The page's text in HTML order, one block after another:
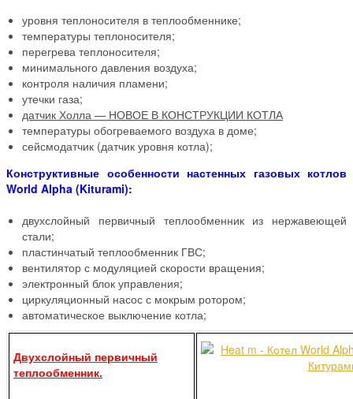
уровня теплоносителя в теплообменнике;
температуры теплоносителя;
перегрева теплоносителя;
минимального давления воздуха;
контроля наличия пламени;
утечки газа;
датчик Холла — НОВОЕ В КОНСТРУКЦИИ КОТЛА
температуры обогреваемого воздуха в доме;
сейсмодатчик (датчик уровня котла);
Конструктивные особенности настенных газовых котлов
World Alpha (Kiturami):
двухслойный первичный теплообменник из нержавеющей
стали;
пластинчатый теплообменник ГВС;
вентилятор с модуляцией скорости вращения;
электронный блок управления;
циркуляционный насос с мокрым ротором;
автоматическое выключение котла;
Двухслойный первичный
теплообменник.